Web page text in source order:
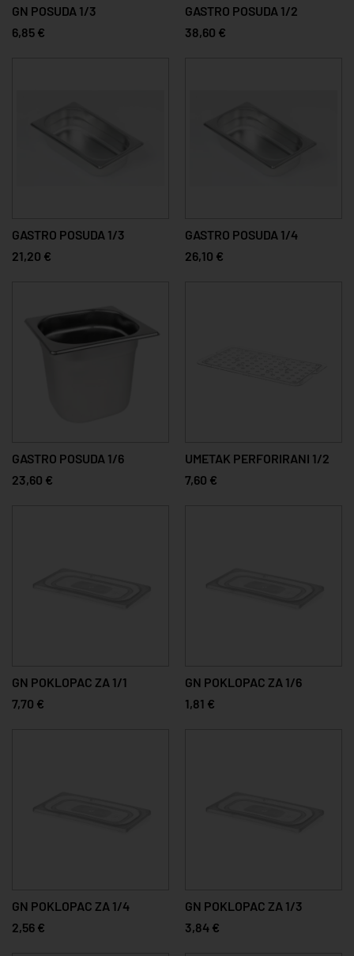
GN POSUDA 1/3
6,85 €
GASTRO POSUDA 1/2
38,60 €
GASTRO POSUDA 1/3
21,20 €
GASTRO POSUDA 1/4
26,10 €
GASTRO POSUDA 1/6
23,60 €
UMETAK PERFORIRANI 1/2
7,60 €
GN POKLOPAC ZA 1/1
7,70 €
GN POKLOPAC ZA 1/6
1,81 €
GN POKLOPAC ZA 1/4
2,56 €
GN POKLOPAC ZA 1/3
3,84 €